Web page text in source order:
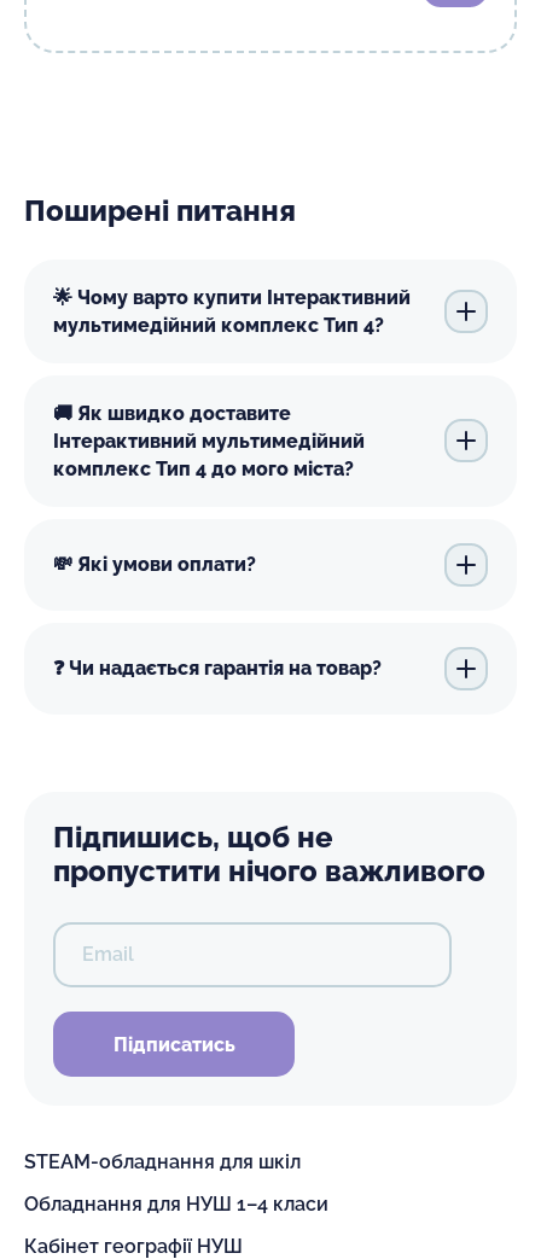
Поширені питання
🌟 Чому варто купити Інтерактивний
мультимедійний комплекс Тип 4?
🚚 Як швидко доставите
Інтерактивний мультимедійний
комплекс Тип 4 до мого міста?
💸 Які умови оплати?
❓ Чи надається гарантія на товар?
Підпишись, щоб не
пропустити нічого важливого
Email
Підписатись
STEAM-обладнання для шкіл
Обладнання для НУШ 1–4 класи
Кабінет географії НУШ